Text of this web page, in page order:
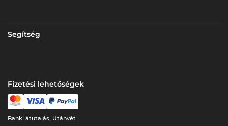
Segítség
Fizetési lehetőségek
Banki átutalás, Utánvét